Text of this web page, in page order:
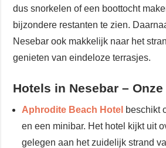
dus snorkelen of een boottocht
bijzondere restanten te zien.
Nesebar ook makkelijk naar het
genieten van eindeloze terrasjes.
Hotels in Nesebar –
Aphrodite Beach Hotel beschikt
en een minibar. Het hotel kijkt uit
gelegen aan het zuidelijk strand